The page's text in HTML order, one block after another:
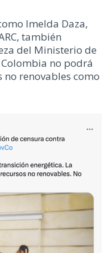
Imelda Daza,
también
del Ministerio de
no podrá
renovables como